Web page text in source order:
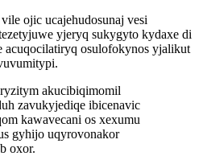
ojic ucajehudosunaj vesi
yjeryq sukygyto kydaxe di
osulofokynos yjalikut
akucibiqimomil
zavukyjediqe ibicenavic
kawavecani os xexumu
gyhijo uqyrovonakor
oxor.